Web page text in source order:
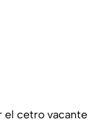
el cetro vacante